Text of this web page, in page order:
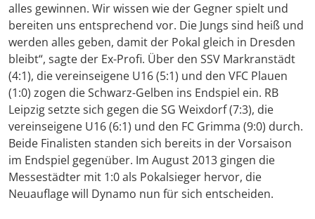
alles gewinnen. Wir wissen wie der Gegner spielt und
bereiten uns entsprechend vor. Die Jungs sind heiß und
werden alles geben, damit der Pokal gleich in Dresden
bleibt“, sagte der Ex-Profi. Über den SSV Markranstädt
(4:1), die vereinseigene U16 (5:1) und den VFC Plauen
(1:0) zogen die Schwarz-Gelben ins Endspiel ein. RB
Leipzig setzte sich gegen die SG Weixdorf (7:3), die
vereinseigene U16 (6:1) und den FC Grimma (9:0) durch.
Beide Finalisten standen sich bereits in der Vorsaison
im Endspiel gegenüber. Im August 2013 gingen die
Messestädter mit 1:0 als Pokalsieger hervor, die
Neuauflage will Dynamo nun für sich entscheiden.